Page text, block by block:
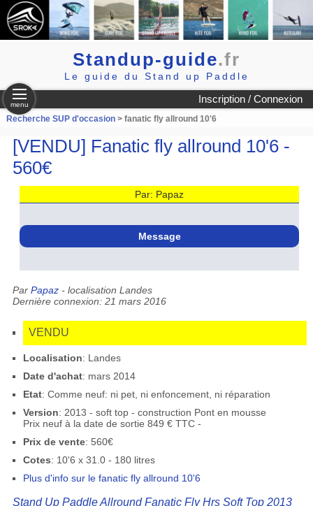
Standup-guide.fr
Le guide du Stand up Paddle
Inscription / Connexion
menu
Recherche SUP d'occasion> fanatic fly allround 10'6
[VENDU] Fanatic fly allround 10'6 -
560€
Par: Papaz
Message
Par Papaz- localisation Landes
Dernière connexion: 21 mars 2016
VENDU
Localisation: Landes
Date d'achat: mars 2014
Etat: Comme neuf: ni pet, ni enfoncement, ni réparation
Version: 2013 - soft top - construction Pont en mousse
Prix neuf à la date de sortie 849 € TTC -
Prix de vente: 560€
Cotes: 10'6 x 31.0 - 180 litres
Plus d'info sur le fanatic fly allround 10'6
Stand Up Paddle Allround Fanatic Fly Hrs Soft Top 2013